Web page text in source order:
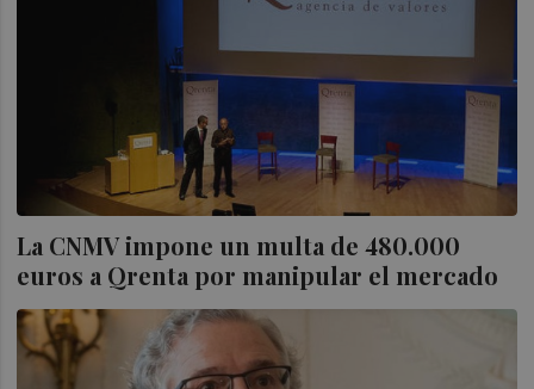
La CNMV impone un multa de 480.000
euros a Qrenta por manipular el mercado